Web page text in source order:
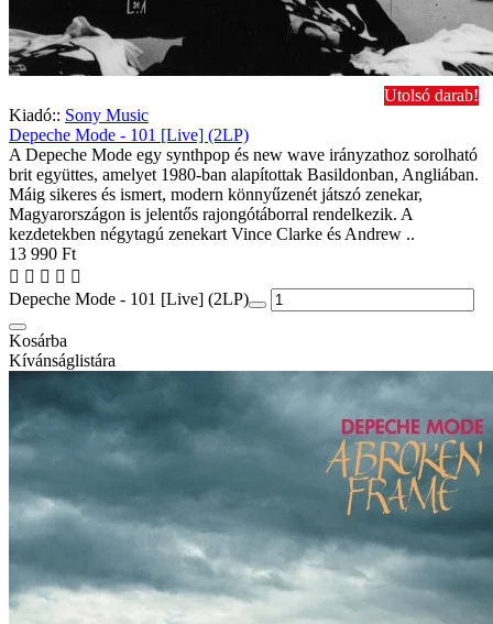
Utolsó darab!
Kiadó:: Sony Music
Depeche Mode - 101 [Live] (2LP)
A Depeche Mode egy synthpop és new wave irányzathoz sorolható
brit együttes, amelyet 1980-ban alapítottak Basildonban, Angliában.
Máig sikeres és ismert, modern könnyűzenét játszó zenekar,
Magyarországon is jelentős rajongótáborral rendelkezik. A
kezdetekben négytagú zenekart Vince Clarke és Andrew ..
13 990 Ft
Depeche Mode - 101 [Live] (2LP)
Kosárba
Kívánságlistára